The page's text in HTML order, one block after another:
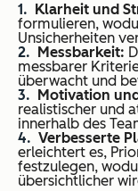
Klarheit und
formulieren,
Unsicherheiten
Messbarkeit:
messbarer
überwacht und
Motivation
realistischer und
innerhalb des
Verbesserte
erleichtert es,
festzulegen,
übersichtlicher